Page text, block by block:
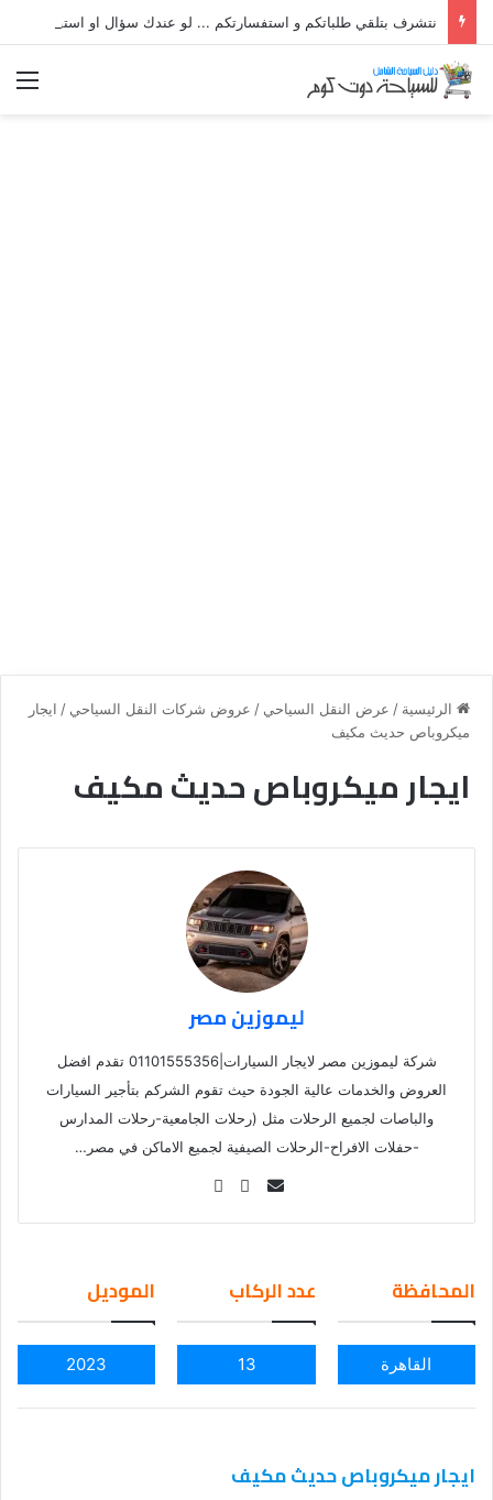
الرئيسية / عرض النقل السياحي / عروض شركات النقل السياحي / ايجار
ميكروباص حديث مكيف
ايجار ميكروباص حديث مكيف
ليموزين مصر
شركة ليموزين مصر لايجار السيارات|01101555356 تقدم افضل
العروض والخدمات عالية الجودة حيث تقوم الشركم بتأجير السيارات
والباصات لجميع الرحلات مثل (رحلات الجامعية-رحلات المدارس
-حفلات الافراح-الرحلات الصيفية لجميع الاماكن في مصر…
Se
ail
المحافظة
القاهرة
عدد الركاب
13
الموديل
2023
ايجار ميكروباص حديث مكيف